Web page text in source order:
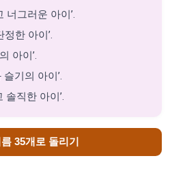
너그러운 아이’.
한 아이’.
아이’.
슬기의 아이’.
솔직한 아이’.
35개로 돌리기